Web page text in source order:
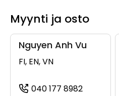
Myynti ja osto
Nguyen Anh Vu
FI, EN, VN
040 177 8982